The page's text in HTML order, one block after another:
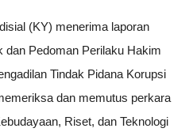
(KY) menerima laporan
dan Pedoman Perilaku Hakim
Tindak Pidana Korupsi
dan memutus perkara
Riset, dan Teknologi